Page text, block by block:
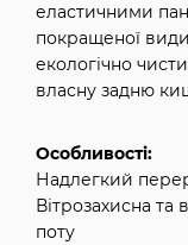
еластичними
покращеної
екологічно
власну задню
Особливості:
Надлегкий
Вітрозахисна та
поту